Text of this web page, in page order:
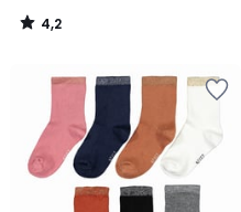
4,2
/